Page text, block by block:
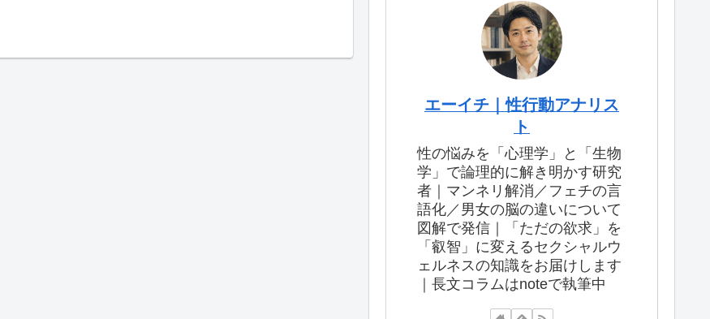
エーイチ｜性行動アナリス
ト
性の悩みを「心理学」と「生物
学」で論理的に解き明かす研究
者｜マンネリ解消／フェチの言
語化／男女の脳の違いについて
図解で発信｜「ただの欲求」を
「叡智」に変えるセクシャルウ
ェルネスの知識をお届けします
｜長文コラムはnoteで執筆中